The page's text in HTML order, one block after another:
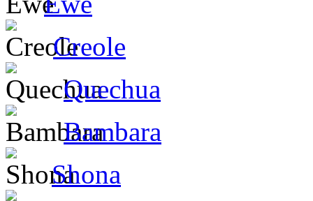
Creole
Quechua
Bambara
Shona